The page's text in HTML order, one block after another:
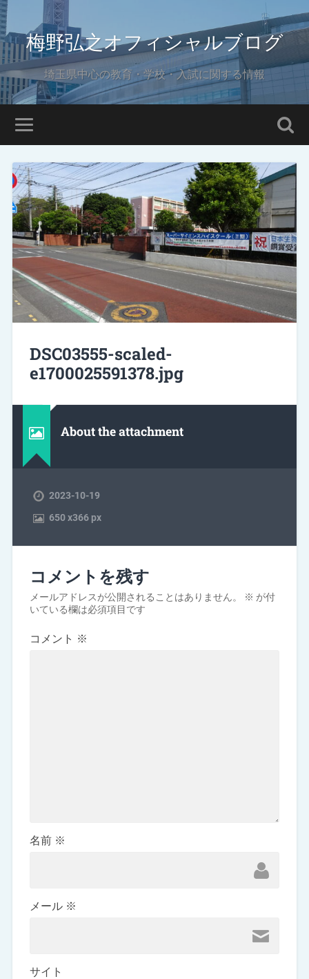
梅野弘之オフィシャルブログ
埼玉県中心の教育・学校・入試に関する情報
DSC03555-scaled-
e1700025591378.jpg
About the attachment
2023-10-19
650x366 px
コメントを残す
メールアドレスが公開されることはありません。 ※ が付
いている欄は必須項目です
コメント ※
名前 ※
メール ※
サイト